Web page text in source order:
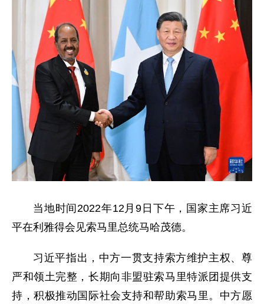
当地时间2022年12月9日下午，国家主席习近
平在利雅得会见索马里总统马哈茂德。
习近平指出，中方一贯支持索方维护主权、尊
严和领土完整，长期向非盟驻索马里特派团提供支
持，积极推动国际社会支持和帮助索马里。中方愿